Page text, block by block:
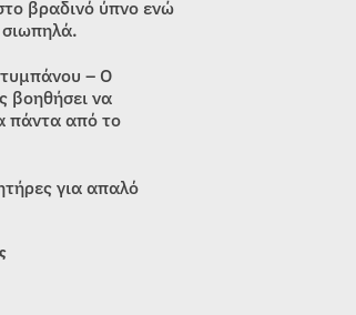
βραδινό ύπνο ενώ
σιωπηλά.
– Ο
βοηθήσει να
πάντα από το
για απαλό
9kg ποσότητα